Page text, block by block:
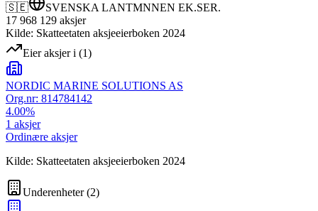
🇸🇪
SVENSKA LANTMNNEN EK.SER.
17 968 129 aksjer
Kilde: Skatteetaten aksjeeierboken 2024
Eier aksjer i (1)
NORDIC MARINE SOLUTIONS AS
Org.nr: 814784142
4.00%
1 aksjer
Ordinære aksjer
Kilde: Skatteetaten aksjeeierboken 2024
Underenheter(2)